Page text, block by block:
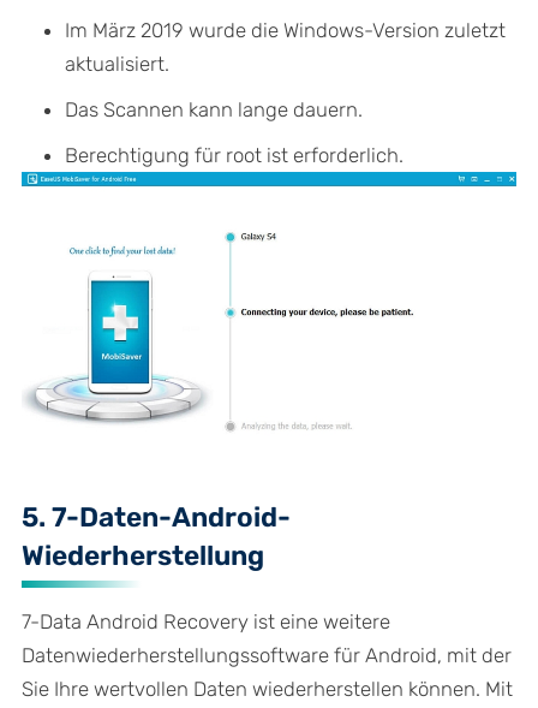
Im März 2019 wurde die Windows-Version zuletzt
aktualisiert.
Das Scannen kann lange dauern.
Berechtigung für root ist erforderlich.
5. 7-Daten-Android-
Wiederherstellung
7-Data Android Recovery ist eine weitere
Datenwiederherstellungssoftware für Android, mit der
Sie Ihre wertvollen Daten wiederherstellen können. Mit